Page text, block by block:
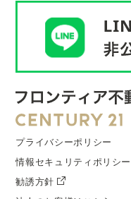
プライバシーポリシー
情報セキュリティポリシー
勧誘方針